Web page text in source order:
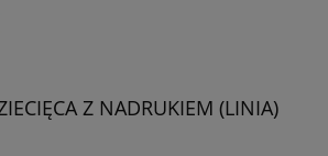
Z NADRUKIEM (LINIA)